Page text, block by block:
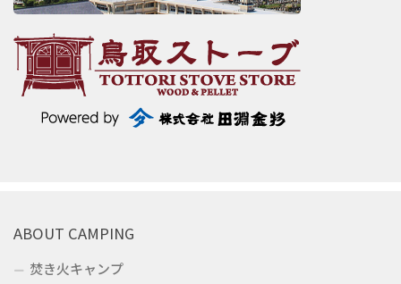
ABOUT CAMPING
焚き火キャンプ